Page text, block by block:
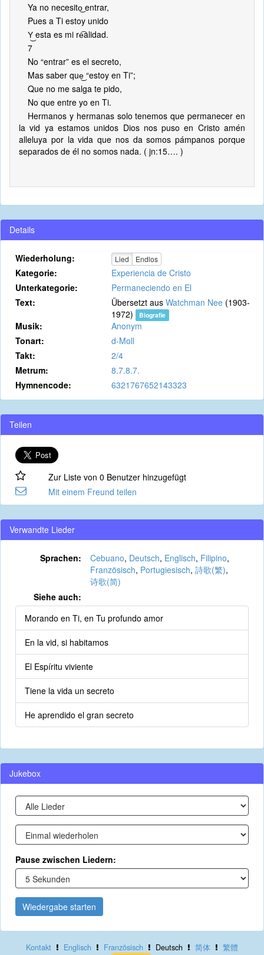
Ya no necesito͜ entrar,
Pues a Ti estoy unido
Y͜ esta es mi re͡alidad.
7
No “entrar” es el secreto,
Mas saber que͜ “estoy en Ti”;
Que no me salga te pido,
No que entre yo en Ti.
Hermanos y hermanas solo tenemos que permanecer en
la vid ya estamos unidos Dios nos puso en Cristo amén
alleluya por la vida que nos da somos pámpanos porque
separados de él no somos nada. ( jn:15…. )
Details
Wiederholung: Lied Endlos
Kategorie:
Experiencia de Cristo
Unterkategorie:
Permaneciendo en El
Text:
Übersetzt aus Watchman Nee (1903-
1972)
Biografie
Musik:
Anonym
Tonart:
d-Moll
Takt:
2/4
Metrum:
8.7.8.7.
Hymnencode:
6321767652143323
Teilen
Zur Liste von 0 Benutzer hinzugefügt
Mit einem Freund teilen
Verwandte Lieder
Sprachen: Cebuano, Deutsch, Englisch, Filipino,
Französisch, Portugiesisch, 詩歌(繁),
诗歌(简)
Siehe auch:
Morando en Ti, en Tu profundo amor
En la vid, si habitamos
El Espíritu viviente
Tiene la vida un secreto
He aprendido el gran secreto
Jukebox
Pause zwischen Liedern:
Wiedergabe starten
Kontakt Englisch Französisch Deutsch 简体 繁體